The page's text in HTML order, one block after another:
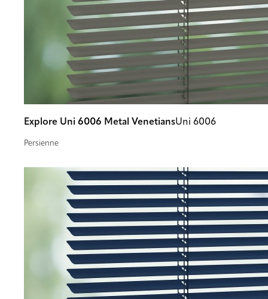
Explore Uni 6006 Metal VenetiansUni 6006
Persienne